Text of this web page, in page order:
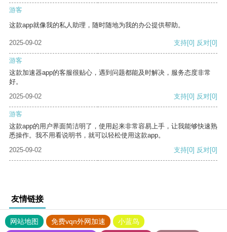
游客
这款app就像我的私人助理，随时随地为我的办公提供帮助。
2025-09-02 支持[0] 反对[0]
游客
这款加速器app的客服很贴心，遇到问题都能及时解决，服务态度非常
好。
2025-09-02
支持[0] 反对[0]
游客
这款app的用户界面简洁明了，使用起来非常容易上手，让我能够快速熟
悉操作。我不用看说明书，就可以轻松使用这款app。
2025-09-02
支持[0] 反对[0]
友情链接
网站地图 免费vqn外网加速
小蓝鸟